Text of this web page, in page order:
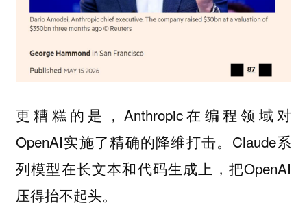
更糟糕的是，Anthropic在编程领域对
OpenAI实施了精确的降维打击。Claude系
列模型在长文本和代码生成上，把OpenAI
压得抬不起头。